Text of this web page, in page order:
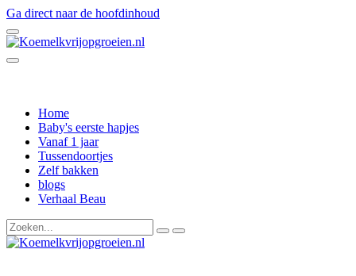
Ga direct naar de hoofdinhoud
Home
Baby's eerste hapjes
Vanaf 1 jaar
Tussendoortjes
Zelf bakken
blogs
Verhaal Beau